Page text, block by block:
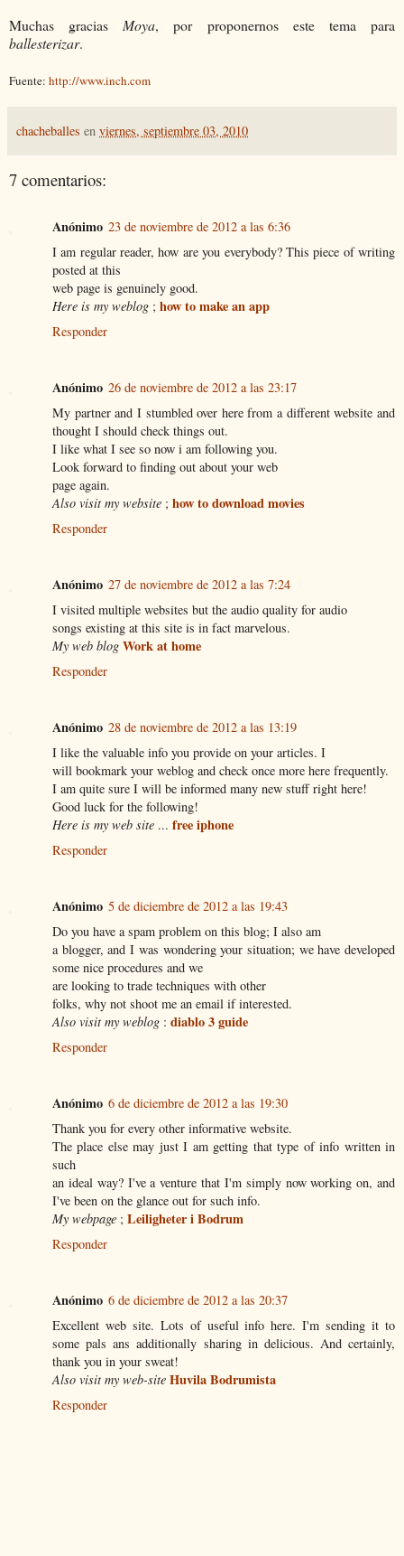
Muchas gracias Moya, por proponernos este tema para
ballesterizar.
Fuente: http://www.inch.com
chacheballes en viernes, septiembre 03, 2010
7 comentarios:
Anónimo 23 de noviembre de 2012 a las 6:36
I am regular reader, how are you everybody? This piece of writing
posted at this
web page is genuinely good.
Here is my weblog ; how to make an app
Responder
Anónimo 26 de noviembre de 2012 a las 23:17
My partner and I stumbled over here from a different website and
thought I should check things out.
I like what I see so now i am following you.
Look forward to finding out about your web
page again.
Also visit my website ; how to download movies
Responder
Anónimo 27 de noviembre de 2012 a las 7:24
I visited multiple websites but the audio quality for audio
songs existing at this site is in fact marvelous.
My web blog Work at home
Responder
Anónimo 28 de noviembre de 2012 a las 13:19
I like the valuable info you provide on your articles. I
will bookmark your weblog and check once more here frequently.
I am quite sure I will be informed many new stuff right here!
Good luck for the following!
Here is my web site ... free iphone
Responder
Anónimo 5 de diciembre de 2012 a las 19:43
Do you have a spam problem on this blog; I also am
a blogger, and I was wondering your situation; we have developed
some nice procedures and we
are looking to trade techniques with other
folks, why not shoot me an email if interested.
Also visit my weblog : diablo 3 guide
Responder
Anónimo 6 de diciembre de 2012 a las 19:30
Thank you for every other informative website.
The place else may just I am getting that type of info written in
such
an ideal way? I've a venture that I'm simply now working on, and
I've been on the glance out for such info.
My webpage ; Leiligheter i Bodrum
Responder
Anónimo 6 de diciembre de 2012 a las 20:37
Excellent web site. Lots of useful info here. I'm sending it to
some pals ans additionally sharing in delicious. And certainly,
thank you in your sweat!
Also visit my web-site Huvila Bodrumista
Responder